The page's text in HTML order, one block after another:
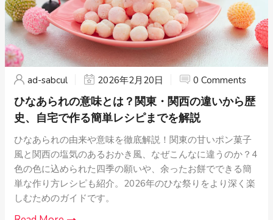
ad-sabcul 2026年2月20日 0 Comments
ひなあられの意味とは？関東・関西の違いから歴
史、自宅で作る簡単レシピまでを解説
ひなあられの由来や意味を徹底解説！関東の甘いポン菓子
風と関西の塩気のあるおかき風、なぜこんなに違うのか？4
色の色に込められた四季の願いや、余ったお餅でできる簡
単な作り方レシピも紹介。2026年のひな祭りをより深く楽
しむためのガイドです。